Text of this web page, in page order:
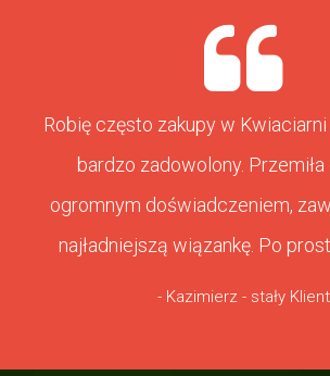
Robię często zakupy w
bardzo zadowolony. Przemiła
ogromnym doświadczeniem,
najładniejszą wiązankę. Po
- Kazimierz - stały Klient